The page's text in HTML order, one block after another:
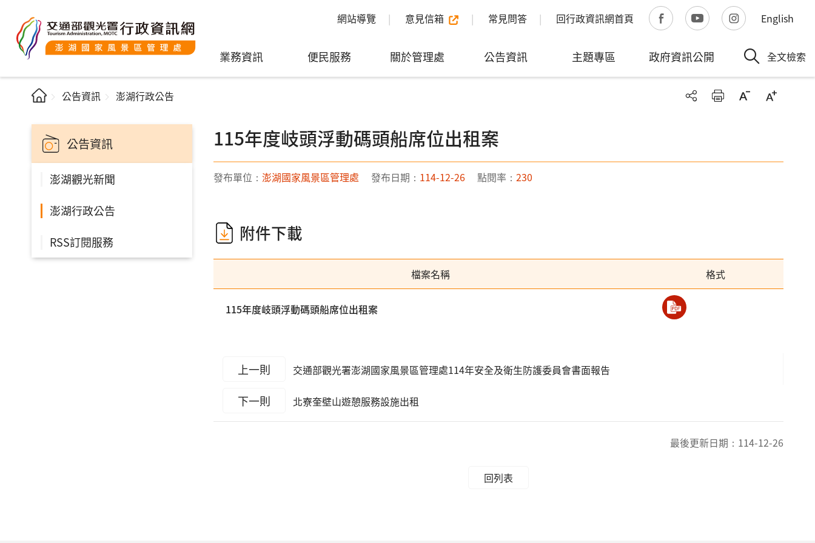
網站導覽 意見信箱 常見問答 回行政資訊網首頁 English
業務資訊 便民服務 關於管理處 公告資訊 主題專區 政府資訊公開 全文檢索
公告資訊 澎湖行政公告
公告資訊
澎湖觀光新聞
澎湖行政公告
RSS訂閱服務
115年度岐頭浮動碼頭船席位出租案
發布單位： 澎湖國家風景區管理處 發布日期： 114-12-26 點閱率： 230
附件下載
檔案名稱 格式
115年度岐頭浮動碼頭船席位出租案
上一則 交通部觀光署澎湖國家風景區管理處114年安全及衛生防護委員會書面報告
下一則 北寮奎壁山遊憩服務設施出租
最後更新日期： 114-12-26
回列表